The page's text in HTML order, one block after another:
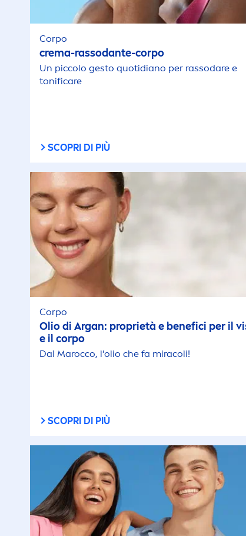
Corpo
crema-rassodante-corpo
Un piccolo gesto quotidiano per rassodare e
tonificare
SCOPRI DI PIÙ
Corpo
Olio di Argan: proprietà e benefici per il
e il corpo
Dal Marocco, l’olio che fa miracoli!
SCOPRI DI PIÙ